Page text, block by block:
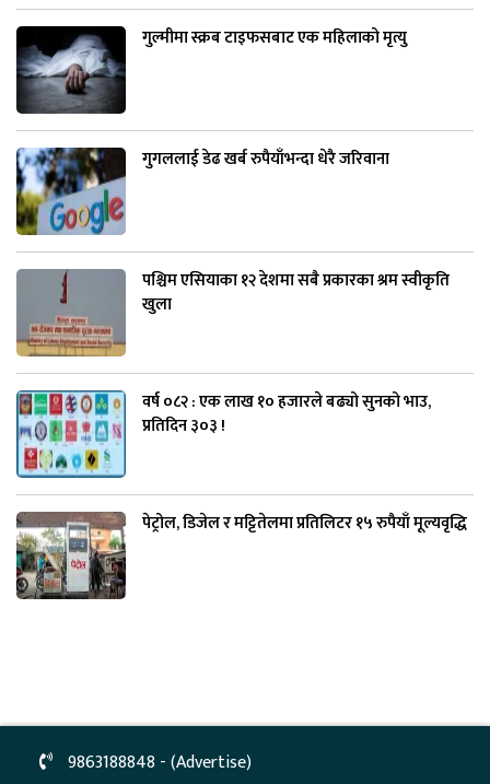
गुल्मीमा स्क्रब टाइफसबाट एक महिलाको मृत्यु
गुगललाई डेढ खर्ब रुपैयाँभन्दा धेरै जरिवाना
पश्चिम एसियाका १२ देशमा सबै प्रकारका श्रम स्वीकृति
खुला
वर्ष ०८२ : एक लाख १० हजारले बढ्यो सुनको भाउ,
प्रतिदिन ३०३ !
पेट्रोल, डिजेल र मट्टितेलमा प्रतिलिटर १५ रुपैयाँ मूल्यवृद्धि
9863188848 - (Advertise)